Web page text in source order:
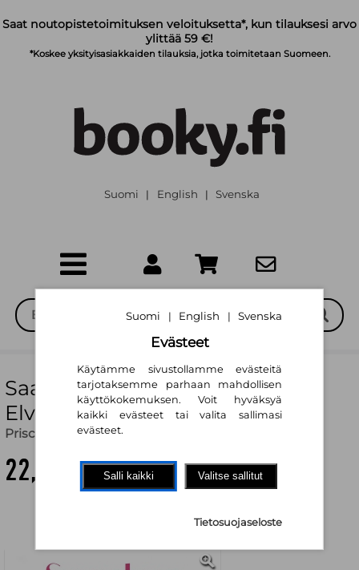
Saat noutopistetoimituksen veloituksetta*, kun tilauksesi arvo
ylittää 59 €!
*Koskee yksityisasiakkaiden tilauksia, jotka toimitetaan Suomeen.
Suomi | English | Svenska
Saanhan mennä luotas pois —
Elvis ja elämäni
Priscilla Beaulieu Presley
22,70 €
Suomi | English | Svenska
Evästeet
Käytämme sivustollamme evästeitä
tarjotaksemme parhaan mahdollisen
käyttökokemuksen. Voit hyväksyä
kaikki evästeet tai valita sallimasi
evästeet.
Salli kaikki Valitse sallitut
Tietosuojaseloste